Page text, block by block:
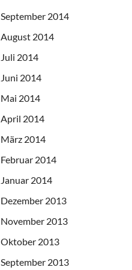
September 2014
August 2014
Juli 2014
Juni 2014
Mai 2014
April 2014
März 2014
Februar 2014
Januar 2014
Dezember 2013
November 2013
Oktober 2013
September 2013